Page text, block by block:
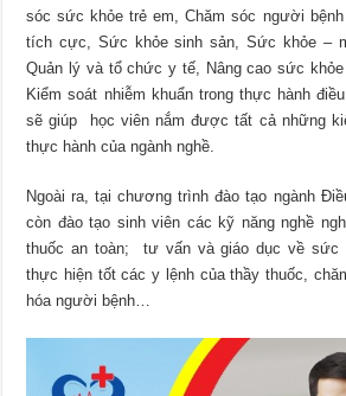
sóc sức khỏe trẻ em, Chăm sóc người
tích cực, Sức khỏe sinh sản, Sức khỏe –
Quản lý và tổ chức y tế, Nâng cao sức
Kiểm soát nhiễm khuẩn trong thực hành
sẽ giúp học viên nắm được tất cả những
thực hành của ngành nghề.
Ngoài ra, tại chương trình đào tạo ngành
còn đào tạo sinh viên các kỹ năng nghề
thuốc an toàn; tư vấn và giáo dục về sức
thực hiện tốt các y lệnh của thầy thuốc,
hóa người bệnh…